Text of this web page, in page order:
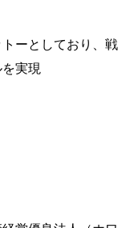
ーとしており、戦
実現